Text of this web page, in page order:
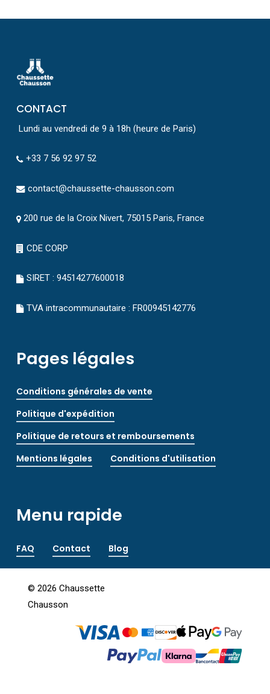
CONTACT
Lundi au vendredi de 9 à 18h (heure de Paris)
+33 7 56 92 97 52
contact@chaussette-chausson.com
200 rue de la Croix Nivert, 75015 Paris, France
CDE CORP
SIRET : 94514277600018
TVA intracommunautaire : FR00945142776
Pages légales
Conditions générales de vente
Politique d'expédition
Politique de retours et remboursements
Mentions légales
Conditions d'utilisation
Menu rapide
FAQ Contact Blog
©2026 Chaussette
Chausson